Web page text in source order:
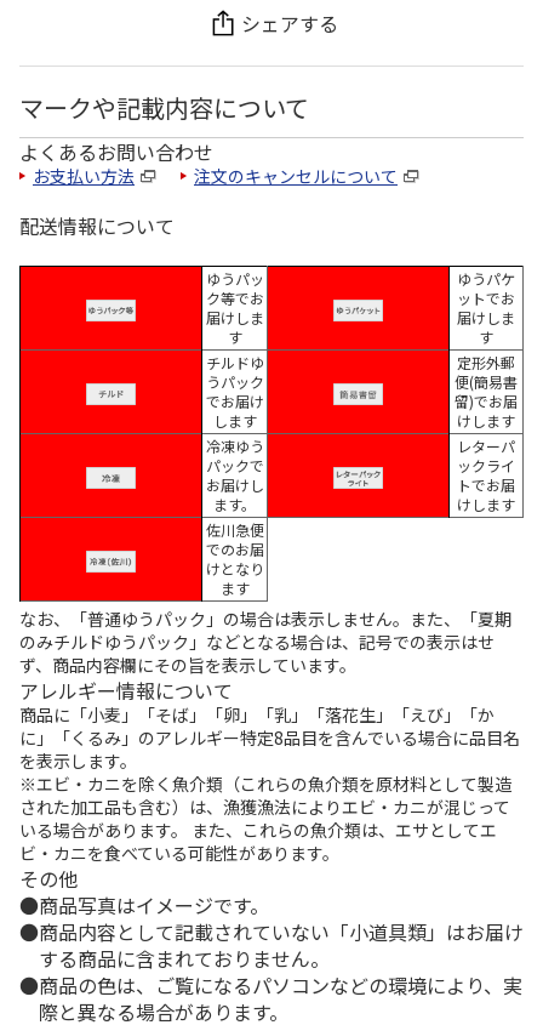
シェアする
マークや記載内容について
よくあるお問い合わせ
お支払い方法 注文のキャンセルについて
配送情報について
ゆうパッ
ク等でお
届けしま
す
ゆうパケ
ットでお
届けしま
す
チルドゆ
うパック
でお届け
します
定形外郵
便(簡易書
留)でお届
けします
冷凍ゆう
パックで
お届けし
ます。
レターパ
ックライ
トでお届
けします
佐川急便
でのお届
けとなり
ます
なお、「普通ゆうパック」の場合は表示しません。また、「夏期
のみチルドゆうパック」などとなる場合は、記号での表示はせ
ず、商品内容欄にその旨を表示しています。
アレルギー情報について
商品に「小麦」「そば」「卵」「乳」「落花生」「えび」「か
に」「くるみ」のアレルギー特定8品目を含んでいる場合に品目名
を表示します。
※エビ・カニを除く魚介類（これらの魚介類を原材料として製造
された加工品も含む）は、漁獲漁法によりエビ・カニが混じって
いる場合があります。 また、これらの魚介類は、エサとしてエ
ビ・カニを食べている可能性があります。
その他
商品写真はイメージです。
商品内容として記載されていない「小道具類」はお届け
する商品に含まれておりません。
商品の色は、ご覧になるパソコンなどの環境により、実
際と異なる場合があります。